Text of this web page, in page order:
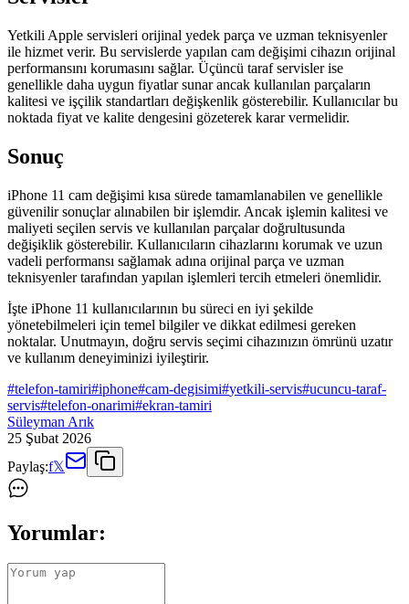
Yetkili Apple servisleri orijinal yedek parça ve uzman teknisyenler
ile hizmet verir. Bu servislerde yapılan cam değişimi cihazın orijinal
performansını korumasını sağlar. Üçüncü taraf servisler ise
genellikle daha uygun fiyatlar sunar ancak kullanılan parçaların
kalitesi ve işçilik standartları değişkenlik gösterebilir. Kullanıcılar bu
noktada fiyat ve kalite dengesini gözeterek karar vermelidir.
Sonuç
iPhone 11 cam değişimi kısa sürede tamamlanabilen ve genellikle
güvenilir sonuçlar alınabilen bir işlemdir. Ancak işlemin kalitesi ve
maliyeti seçilen servis ve kullanılan parçalar doğrultusunda
değişiklik gösterebilir. Kullanıcıların cihazlarını korumak ve uzun
vadeli performansı sağlamak adına orijinal parça ve uzman
teknisyenler tarafından yapılan işlemleri tercih etmeleri önemlidir.
İşte iPhone 11 kullanıcılarının bu süreci en iyi şekilde
yönetebilmeleri için temel bilgiler ve dikkat edilmesi gereken
noktalar. Unutmayın, doğru servis seçimi cihazınızın ömrünü uzatır
ve kullanım deneyiminizi iyileştirir.
#telefon-tamiri#iphone#cam-degisimi#yetkili-servis#ucuncu-taraf-
servis#telefon-onarimi#ekran-tamiri
Süleyman Arık
25 Şubat 2026
Paylaş:f𝕏
Yorumlar: